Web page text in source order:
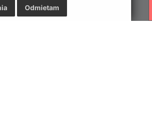
Odmietam